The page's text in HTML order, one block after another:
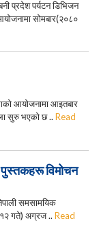
प्रदेश पर्यटन डिभिजन
सोमबार(२०८०
आयोजनामा आइतबार
सुरु भएको छ .. Read
पुस्तकहरू विमोचन
समसामयिक
१२ गते) अग्रज .. Read